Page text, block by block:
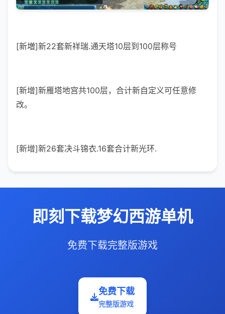
[新増]新22套新祥瑞.通天塔10层到100层称号
[新增]新雁塔地宫共100层，合计新自定义可任意修
改。
[新增]新26套决斗锦衣.16套合计新光环.
即刻下载梦幻西游单机
免费下载完整版游戏
免费下载
完整版游戏